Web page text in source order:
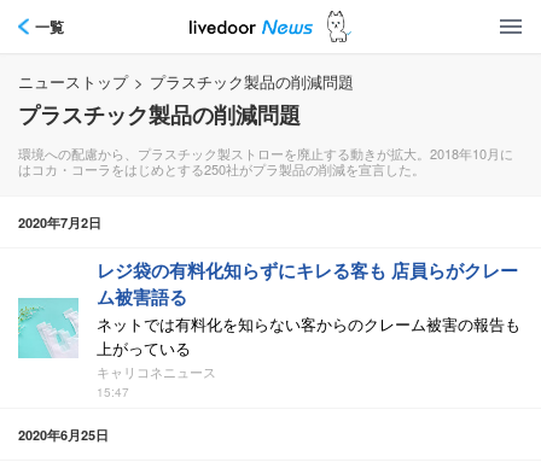
一覧
ニューストップ > プラスチック製品の削減問題
プラスチック製品の削減問題
環境への配慮から、プラスチック製ストローを廃止する動きが拡大。2018年10月に
はコカ・コーラをはじめとする250社がプラ製品の削減を宣言した。
2020年7月2日
レジ袋の有料化知らずにキレる客も 店員らがクレー
ム被害語る
ネットでは有料化を知らない客からのクレーム被害の報告も
上がっている
キャリコネニュース
15:47
2020年6月25日